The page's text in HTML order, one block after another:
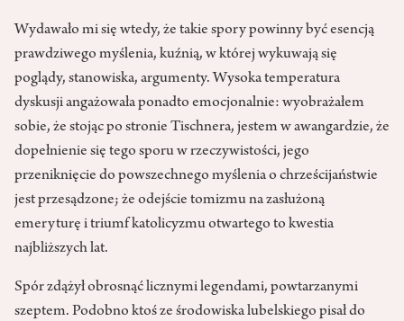
Wydawało mi się wtedy, że takie spory powinny być esencją
prawdziwego myślenia, kuźnią, w której wykuwają się
poglądy, stanowiska, argumenty. Wysoka temperatura
dyskusji angażowała ponadto emocjonalnie: wyobrażałem
sobie, że stojąc po stronie Tischnera, jestem w awangardzie, że
dopełnienie się tego sporu w rzeczywistości, jego
przeniknięcie do powszechnego myślenia o chrześcijaństwie
jest przesądzone; że odejście tomizmu na zasłużoną
emeryturę i triumf katolicyzmu otwartego to kwestia
najbliższych lat.
Spór zdążył obrosnąć licznymi legendami, powtarzanymi
szeptem. Podobno ktoś ze środowiska lubelskiego pisał do